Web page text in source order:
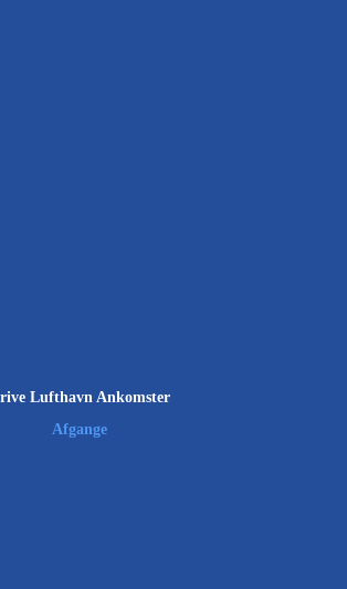
Lufthavn Ankomster
Afgange